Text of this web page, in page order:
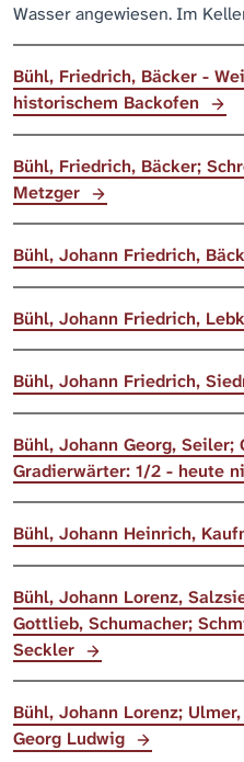
Wasser angewiesen. Im
Bühl, Friedrich, Bäcker -
historischem Backofen
Bühl, Friedrich, Bäcker;
Metzger
Bühl, Johann Friedrich,
Bühl, Johann Friedrich,
Bühl, Johann Friedrich,
Bühl, Johann Georg, Seiler;
Gradierwärter: 1/2 - heute
Bühl, Johann Heinrich,
Bühl, Johann Lorenz,
Gottlieb, Schumacher;
Seckler
Bühl, Johann Lorenz;
Georg Ludwig